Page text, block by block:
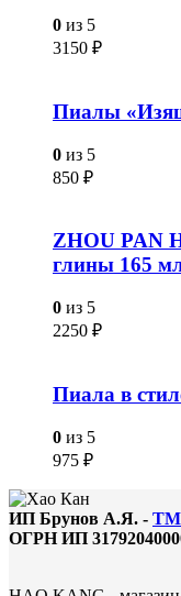
0 из 5
3150 ₽
Пиалы
0 из 5
850 ₽
ZHOU PAN
глины 165
0 из 5
2250 ₽
Пиала в
0 из 5
975 ₽
ИП Брунов А.Я. - ТМ
ОГРН ИП